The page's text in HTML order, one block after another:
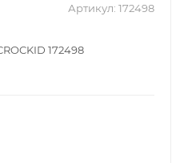
Артикул: 172498
172498